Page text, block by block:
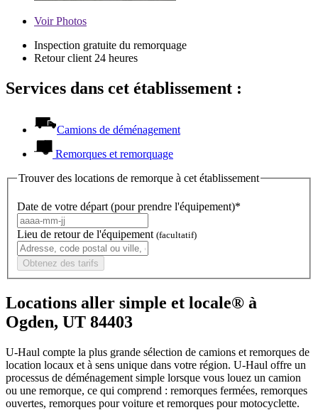
VoirPhotos
Inspection gratuite du remorquage
Retour client 24 heures
Services dans cet établissement :
Camions de déménagement
Remorques et remorquage
Trouver des locations de remorque à cet établissement
Date de votre départ (pour prendre l'équipement)*
Lieu de retour de l'équipement (facultatif)
Obtenez des tarifs
Locations aller simple et locale® à
Ogden, UT 84403
U-Haul compte la plus grande sélection de camions et remorques de
location locaux et à sens unique dans votre région. U-Haul offre un
processus de déménagement simple lorsque vous louez un camion
ou une remorque, ce qui comprend : remorques fermées, remorques
ouvertes, remorques pour voiture et remorques pour motocyclette.